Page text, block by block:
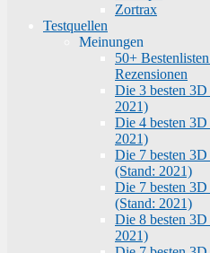
Zortrax
Testquellen
Meinungen
50+
Rezensionen
Die 3 besten
2021)
Die 4 besten
2021)
Die 7 besten
(Stand: 2021)
Die 7 besten
(Stand: 2021)
Die 8 besten
2021)